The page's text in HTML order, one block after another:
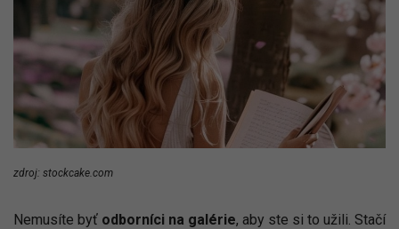
zdroj: stockcake.com
Nemusíte byť odborníci na galérie, aby ste si to užili. Stačí